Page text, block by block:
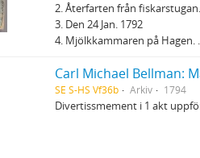
2. Återfarten från
3. Den 24 Jan. 1792
4. Mjölkkammaren på Hagen.
Carl Michael Bellman:
SE S-HS Vf36b Arkiv 1794
Divertissmement i 1 akt